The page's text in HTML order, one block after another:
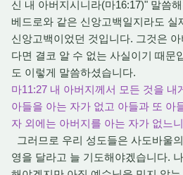
신 내 아버지시니라(마16:17)" 말씀
베드로와 같은 신앙고백일지라도 실
신앙고백이었던 것입니다. 그것은
다면 결코 알 수 없는 사실이기 때문
도 이렇게 말씀하셨습니다.
마11:27 내 아버지께서 모든 것을 내
아들을 아는 자가 없고 아들과 또 아
자 외에는 아버지를 아는 자가 없느
그러므로 우리 성도들은 사도바울
영을 달라고 늘 기도해야겠습니다.